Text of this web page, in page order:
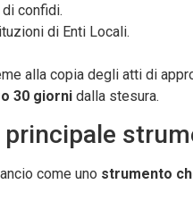
confidi.
di Enti Locali.
alla copia degli atti di
30 giorni dalla stesura.
come uno strumento